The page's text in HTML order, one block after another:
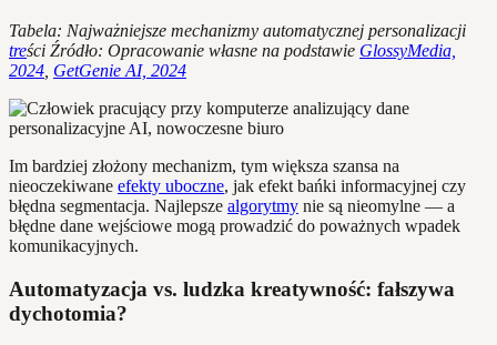
Tabela: Najważniejsze mechanizmy automatycznej personalizacji
treści Źródło: Opracowanie własne na podstawie GlossyMedia,
2024 GetGenie AI, 2024
Im bardziej złożony mechanizm, tym większa szansa na
nieoczekiwane efekty uboczne, jak efekt bańki informacyjnej czy
błędna segmentacja. Najlepsze algorytmy nie są nieomylne — a
błędne dane wejściowe mogą prowadzić do poważnych wpadek
komunikacyjnych.
Automatyzacja vs. ludzka kreatywność: fałszywa
dychotomia?